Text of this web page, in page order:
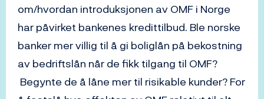
om/hvordan introduksjonen av OMF i Norge
har påvirket bankenes kredittilbud. Ble norske
banker mer villig til å gi boliglån på bekostning
av bedriftslån når de fikk tilgang til OMF?
Begynte de å låne mer til risikable kunder? For